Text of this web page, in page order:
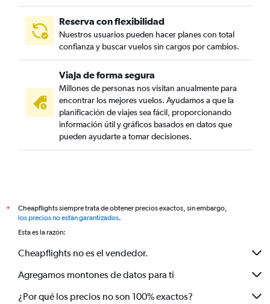
Reserva con flexibilidad
Nuestros usuarios pueden hacer planes con total
confianza y buscar vuelos sin cargos por cambios.
Viaja de forma segura
Millones de personas nos visitan anualmente para
encontrar los mejores vuelos. Ayudamos a que la
planificación de viajes sea fácil, proporcionando
información útil y gráficos basados en datos que
pueden ayudarte a tomar decisiones.
*
Cheapflights siempre trata de obtener precios exactos, sin embargo,
los precios no están garantizados.
Esta es la razón:
Cheapflights no es el vendedor.
Agregamos montones de datos para ti
¿Por qué los precios no son 100% exactos?